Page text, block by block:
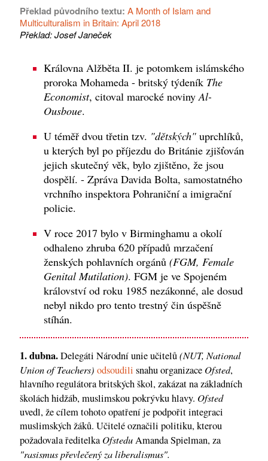
Překlad původního textu: A Month of Islam and
Multiculturalism in Britain: April 2018
Překlad: Josef Janeček
Královna Alžběta II. je potomkem islámského
proroka Mohameda - britský týdeník The
Economist, citoval marocké noviny Al-
Ousboue.
U téměř dvou třetin tzv. "dětských" uprchlíků,
u kterých byl po příjezdu do Británie zjišťován
jejich skutečný věk, bylo zjištěno, že jsou
dospělí. - Zpráva Davida Bolta, samostatného
vrchního inspektora Pohraniční a imigrační
policie.
V roce 2017 bylo v Birminghamu a okolí
odhaleno zhruba 620 případů mrzačení
ženských pohlavních orgánů (FGM, Female
Genital Mutilation). FGM je ve Spojeném
království od roku 1985 nezákonné, ale dosud
nebyl nikdo pro tento trestný čin úspěšně
stíhán.
1. dubna.Delegáti Národní unie učitelů(NUT, National
Union of Teachers) odsoudili snahu organizace Ofsted,
hlavního regulátora britských škol, zakázat na základních
školách hidžáb, muslimskou pokrývku hlavy. Ofsted
uvedl, že cílem tohoto opatření je podpořit integraci
muslimských žáků. Učitelé označili politiku, kterou
požadovala ředitelka OfsteduAmanda Spielman, za
"rasismus převlečený za liberalismus".